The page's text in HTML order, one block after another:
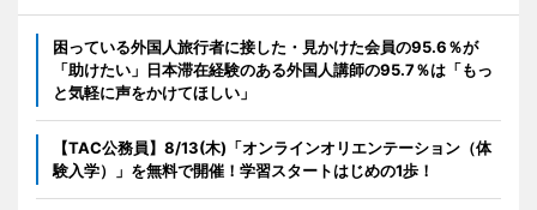
困っている外国人旅行者に接した・見かけた会員の95.6％が
「助けたい」日本滞在経験のある外国人講師の95.7％は「もっ
と気軽に声をかけてほしい」
【TAC公務員】8/13(木)「オンラインオリエンテーション（体
験入学）」を無料で開催！学習スタートはじめの1歩！